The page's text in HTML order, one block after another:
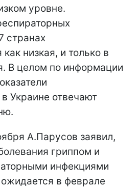
уровне.
странах
как низкая, и только в
В целом по информации
Украине отвечают
А.Парусов заявил,
гриппом и
инфекциями
в феврале